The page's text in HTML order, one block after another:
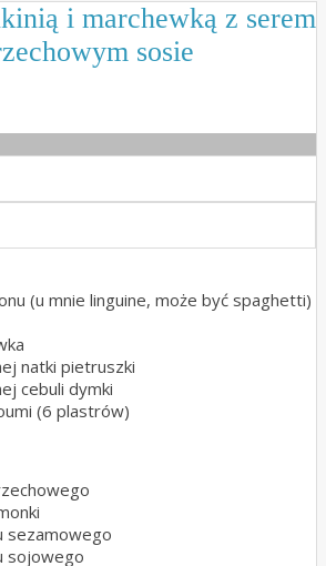
i marchewką z serem
sosie
(u mnie linguine, może być spaghetti)
natki pietruszki
cebuli dymki
(6 plastrów)
sezamowego
sojowego